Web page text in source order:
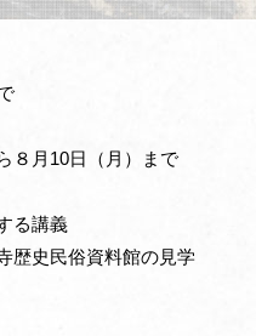
８月10日（月）まで
る講義
歴史民俗資料館の見学